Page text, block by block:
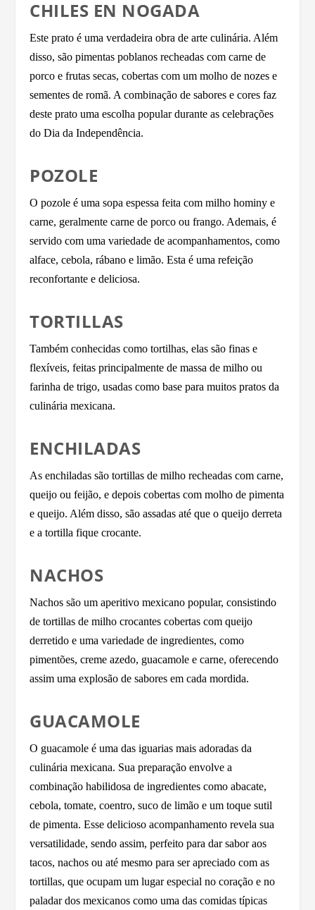
CHILES EN NOGADA
Este prato é uma verdadeira obra de arte culinária. Além
disso, são pimentas poblanos recheadas com carne de
porco e frutas secas, cobertas com um molho de nozes e
sementes de romã. A combinação de sabores e cores faz
deste prato uma escolha popular durante as celebrações
do Dia da Independência.
POZOLE
O pozole é uma sopa espessa feita com milho hominy e
carne, geralmente carne de porco ou frango. Ademais, é
servido com uma variedade de acompanhamentos, como
alface, cebola, rábano e limão. Esta é uma refeição
reconfortante e deliciosa.
TORTILLAS
Também conhecidas como tortilhas, elas são finas e
flexíveis, feitas principalmente de massa de milho ou
farinha de trigo, usadas como base para muitos pratos da
culinária mexicana.
ENCHILADAS
As enchiladas são tortillas de milho recheadas com carne,
queijo ou feijão, e depois cobertas com molho de pimenta
e queijo. Além disso, são assadas até que o queijo derreta
e a tortilla fique crocante.
NACHOS
Nachos são um aperitivo mexicano popular, consistindo
de tortillas de milho crocantes cobertas com queijo
derretido e uma variedade de ingredientes, como
pimentões, creme azedo, guacamole e carne, oferecendo
assim uma explosão de sabores em cada mordida.
GUACAMOLE
O guacamole é uma das iguarias mais adoradas da
culinária mexicana. Sua preparação envolve a
combinação habilidosa de ingredientes como abacate,
cebola, tomate, coentro, suco de limão e um toque sutil
de pimenta. Esse delicioso acompanhamento revela sua
versatilidade, sendo assim, perfeito para dar sabor aos
tacos, nachos ou até mesmo para ser apreciado com as
tortillas, que ocupam um lugar especial no coração e no
paladar dos mexicanos como uma das comidas típicas